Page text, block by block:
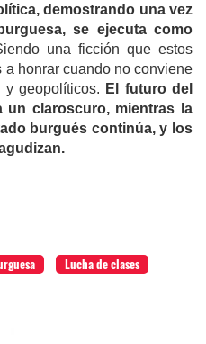
demostrando una vez
se ejecuta como
una ficción que estos
honrar cuando no conviene
geopolíticos. El futuro del
un claroscuro, mientras la
burgués continúa, y los
Lucha de clases